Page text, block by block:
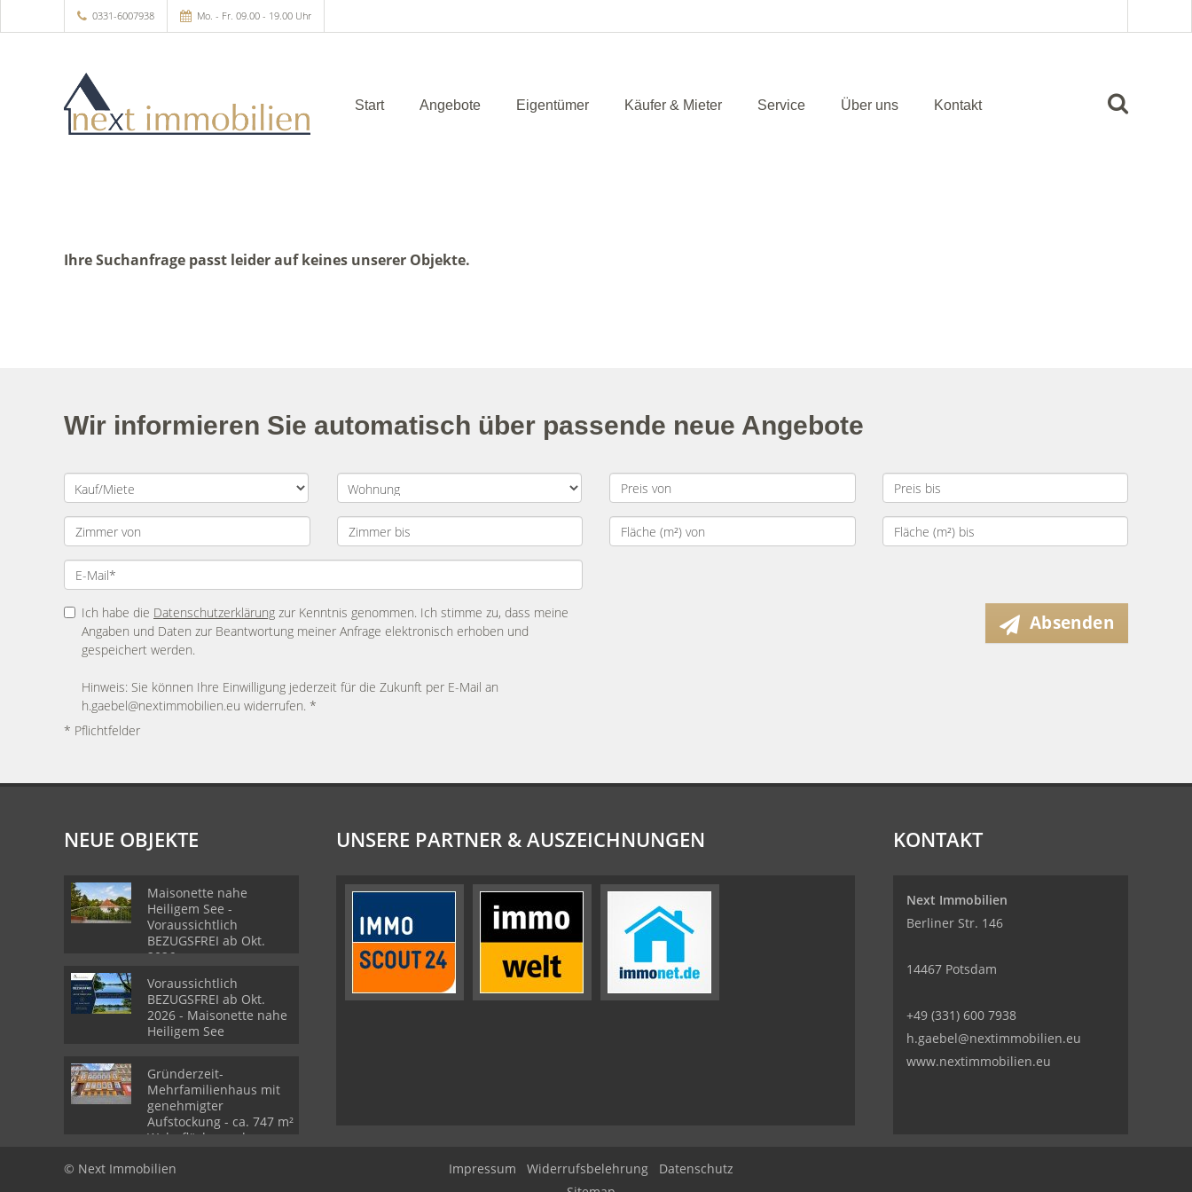
0331-6007938 Mo. - Fr. 09.00 - 19.00 Uhr
Start Angebote Eigentümer Käufer & Mieter Service Über uns Kontakt
Ihre Suchanfrage passt leider auf keines unserer Objekte.
Wir informieren Sie automatisch über passende neue Angebote
Ich habe die Datenschutzerklärung zur Kenntnis genommen. Ich stimme zu, dass meine
Angaben und Daten zur Beantwortung meiner Anfrage elektronisch erhoben und
gespeichert werden.
Hinweis: Sie können Ihre Einwilligung jederzeit für die Zukunft per E-Mail an
h.gaebel@nextimmobilien.eu widerrufen. *
* Pflichtfelder
Absenden
NEUE OBJEKTE
Maisonette nahe
Heiligem See -
Voraussichtlich
BEZUGSFREI ab Okt.
2026
Voraussichtlich
BEZUGSFREI ab Okt.
2026 - Maisonette nahe
Heiligem See
Gründerzeit-
Mehrfamilienhaus mit
genehmigter
Aufstockung - ca. 747 m²
Wohnfläche nach
UNSERE PARTNER & AUSZEICHNUNGEN KONTAKT
Next Immobilien
Berliner Str. 146
14467 Potsdam
+49 (331) 600 7938
h.gaebel@nextimmobilien.eu
www.nextimmobilien.eu
© Next Immobilien Impressum Widerrufsbelehrung
Datenschutz